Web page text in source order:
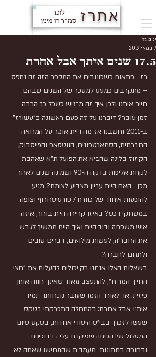
לזכר
סמ"ר רז מינץ
אתרז
17.5 שנים איתך אבל אחרת
יניב גל
7 במאי 2019
רז - פתאום כשכותבים את המספר הזה זה נתפס
– מתקרבים כמעט למספר של השנים שבהם
חיית איתנו ולכן איך זה מרגיש כשכל כך הרבה
זמן עובר? דיברנו על זה פעם ראשונה ב"עשורז"
ב-2011 וחשבנו אז מה היית אומר על המחאה
החברתית, הסמארטפונים, הווטסאפ והפייסבוק,
הקיזוז בליגה שהביא את הפועל ת"א שאהבת
לקחת אליפות בדקה ה-90 ושמונה שנים לאחר
מכן - האם היית עדיין מצביע לצומת? מגיע
להופעות איחוד של כוורת / פורטיסחרוף וצופה
במשחקי הכס? באיזו קריירה היית בוחר, איזה
איש משפחה ודוד היית ואיך היית ממשיך לגבש
את החבר'ה, לעשות מילואים, דברים טובים
ולתרום לחברה?
בשאלות האלו אנחנו רק יכולים להעלות את "חצי
החיוך המרוח", להתעצב מאוד שאינך חווה אותן
פיזית, אך לאורך הזמן שעובר נוכחותך תמיד
איתנו אבל אחרת: בהתחלה התפרקתי בטקס
שעשו לזכרך בבי"ס היסודי אחדות, בטקס סיום
המסלול של הכיתה שפיקדת עליה בדוכיפת
ובחופה בחתונות- מעמדות שהמחישו שאתה לא